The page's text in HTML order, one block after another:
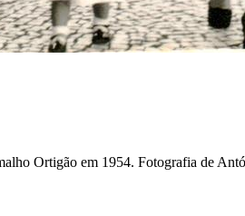
Ortigão em 1954. Fotografia de